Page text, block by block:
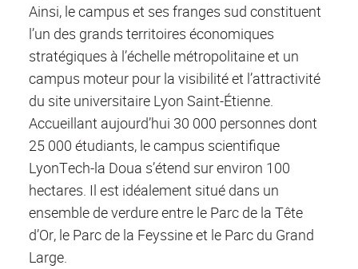
Ainsi, le campus et ses franges sud constituent
l’un des grands territoires économiques
stratégiques à l’échelle métropolitaine et un
campus moteur pour la visibilité et l’attractivité
du site universitaire Lyon Saint-Étienne.
Accueillant aujourd’hui 30 000 personnes dont
25 000 étudiants, le campus scientifique
LyonTech-la Doua s’étend sur environ 100
hectares. Il est idéalement situé dans un
ensemble de verdure entre le Parc de la Tête
d’Or, le Parc de la Feyssine et le Parc du Grand
Large.